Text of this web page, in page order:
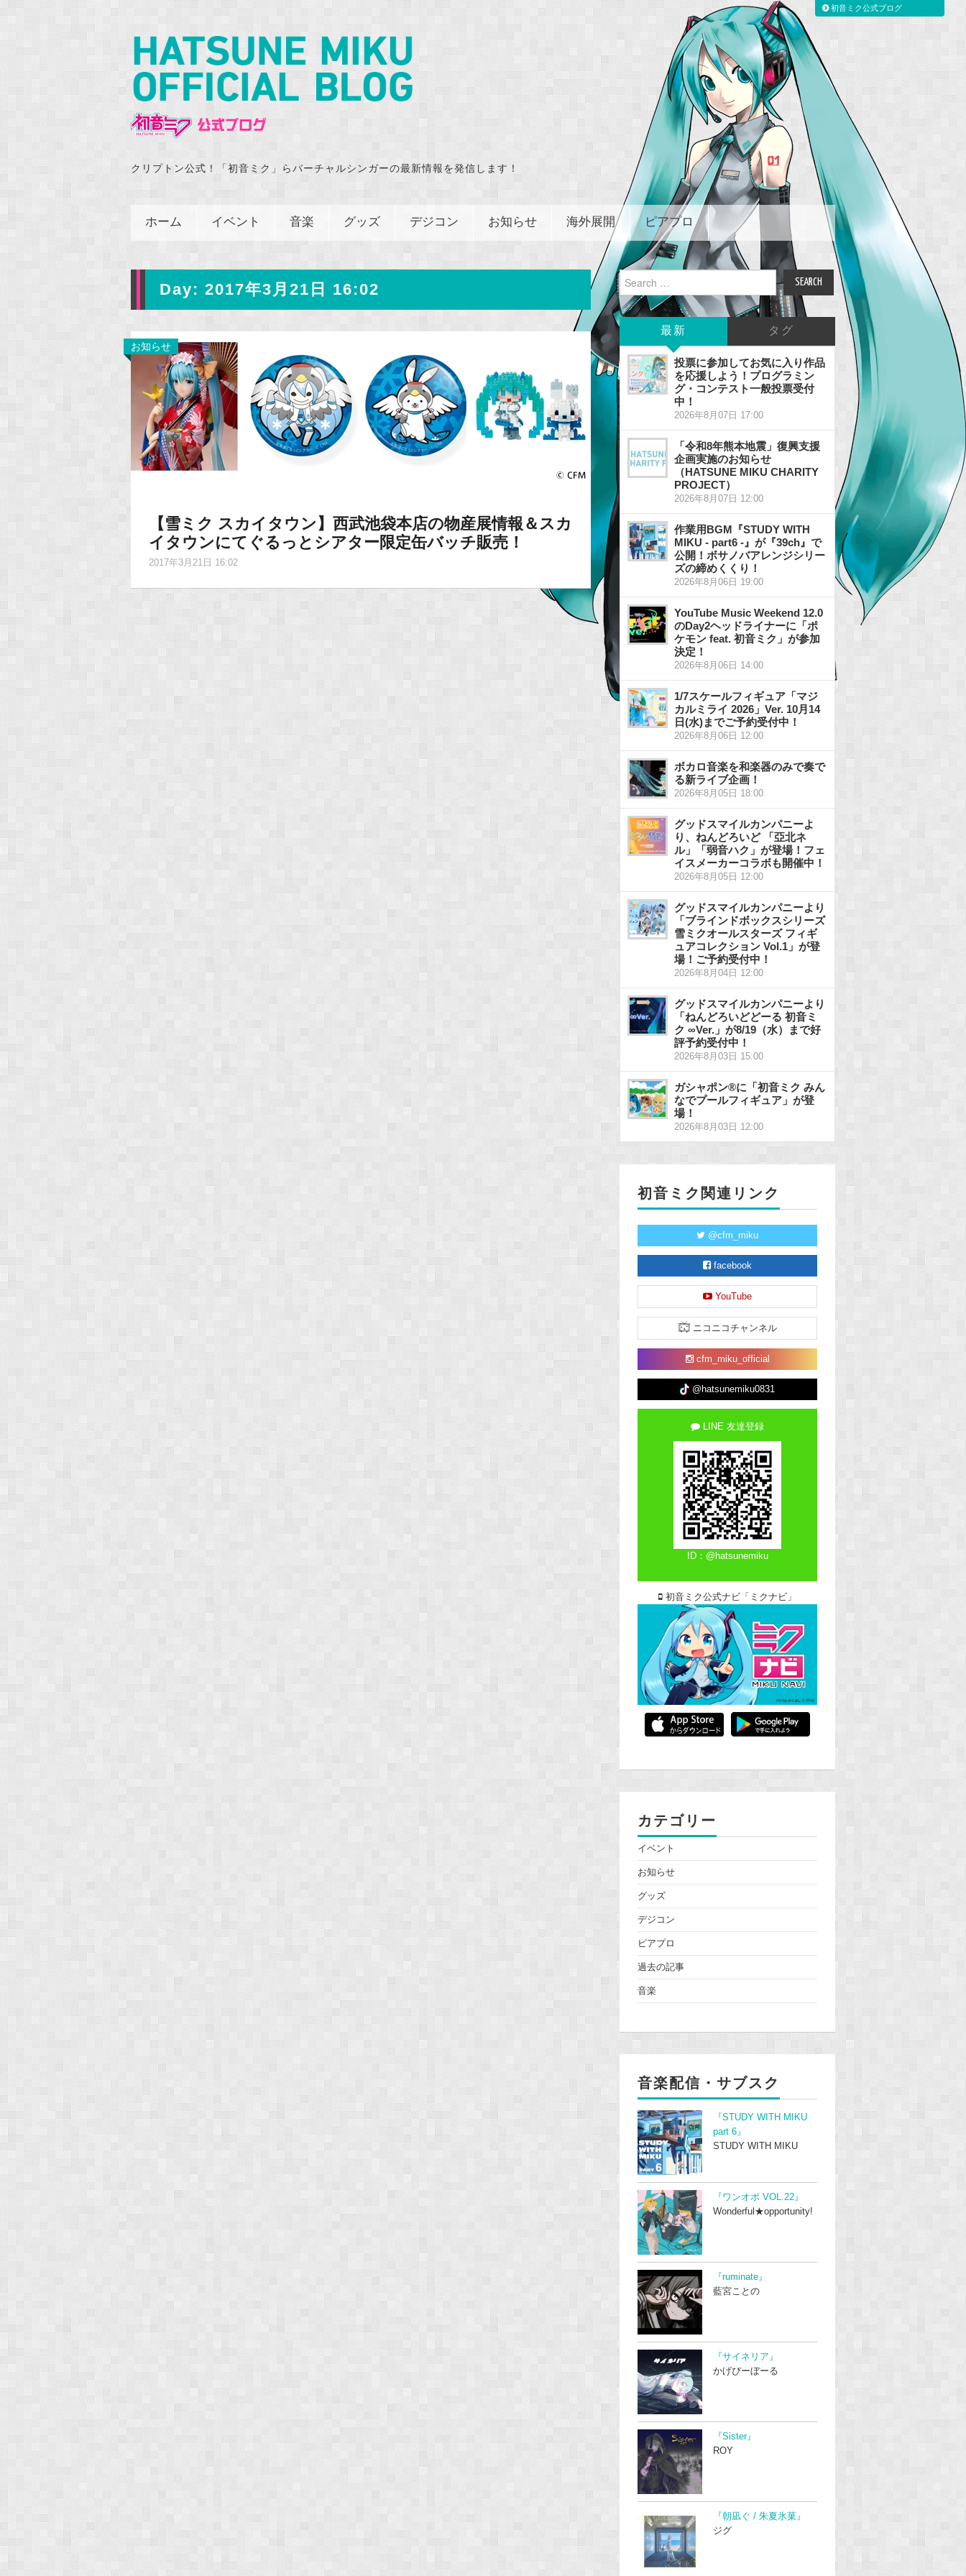
クリプトン公式！「初音ミク」らバーチャルシンガーの最新情報を発信します！
ホーム イベント 音楽 グッズ デジコン お知らせ 海外展開 ピアプロ
Day: 2017年3月21日 16:02
お知らせ
【雪ミク スカイタウン】西武池袋本店の物産展情報＆スカ
イタウンにてぐるっとシアター限定缶バッチ販売！
2017年3月21日 16:02
Search
for:
最新 タグ
投票に参加してお気に入り作品
を応援しよう！プログラミン
グ・コンテスト一般投票受付
中！
2026年8月07日 17:00
「令和8年熊本地震」復興支援
企画実施のお知らせ
（HATSUNE MIKU CHARITY
PROJECT）
2026年8月07日 12:00
作業用BGM『STUDY WITH
MIKU - part6 -』が『39ch』で
公開！ボサノバアレンジシリー
ズの締めくくり！
2026年8月06日 19:00
YouTube Music Weekend 12.0
のDay2ヘッドライナーに「ポ
ケモン feat. 初音ミク」が参加
決定！
2026年8月06日 14:00
1/7スケールフィギュア「マジ
カルミライ 2026」Ver. 10月14
日(水)までご予約受付中！
2026年8月06日 12:00
ボカロ音楽を和楽器のみで奏で
る新ライブ企画！
2026年8月05日 18:00
グッドスマイルカンパニーよ
り、ねんどろいど 「亞北ネ
ル」「弱音ハク」が登場！フェ
イスメーカーコラボも開催中！
2026年8月05日 12:00
グッドスマイルカンパニーより
「ブラインドボックスシリーズ
雪ミクオールスターズ フィギ
ュアコレクション Vol.1」が登
場！ご予約受付中！
2026年8月04日 12:00
グッドスマイルカンパニーより
「ねんどろいどどーる 初音ミ
ク ∞Ver.」が8/19（水）まで好
評予約受付中！
2026年8月03日 15:00
ガシャポン®に「初音ミク みん
なでプールフィギュア」が登
場！
2026年8月03日 12:00
初音ミク関連リンク
@cfm_miku
facebook
YouTube
ニコニコチャンネル
cfm_miku_official
@hatsunemiku0831
LINE 友達登録
ID：@hatsunemiku
初音ミク公式ナビ「ミクナビ」
カテゴリー
イベント
お知らせ
グッズ
デジコン
ピアプロ
過去の記事
音楽
音楽配信・サブスク
『STUDY WITH MIKU
part 6』
STUDY WITH MIKU
『ワンオポ VOL.22』
Wonderful★opportunity!
『ruminate』
藍宮ことの
『サイネリア』
かげぴーぼーる
『Sister』
ROY
『朝凪ぐ / 朱夏氷菓』
ジグ
初音ミク公式ブログ